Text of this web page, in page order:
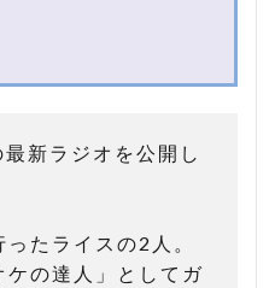
最新ラジオを公開し
たライスの2人。
ケの達人」としてガ